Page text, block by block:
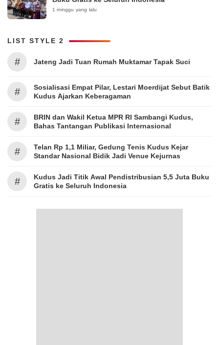
1 minggu yang lalu
LIST STYLE 2
# Jateng Jadi Tuan Rumah Muktamar Tapak Suci
#
Sosialisasi Empat Pilar, Lestari Moerdijat Sebut Batik
Kudus Ajarkan Keberagaman
#
BRIN dan Wakil Ketua MPR RI Sambangi Kudus,
Bahas Tantangan Publikasi Internasional
#
Telan Rp 1,1 Miliar, Gedung Tenis Kudus Kejar
Standar Nasional Bidik Jadi Venue Kejurnas
#
Kudus Jadi Titik Awal Pendistribusian 5,5 Juta Buku
Gratis ke Seluruh Indonesia